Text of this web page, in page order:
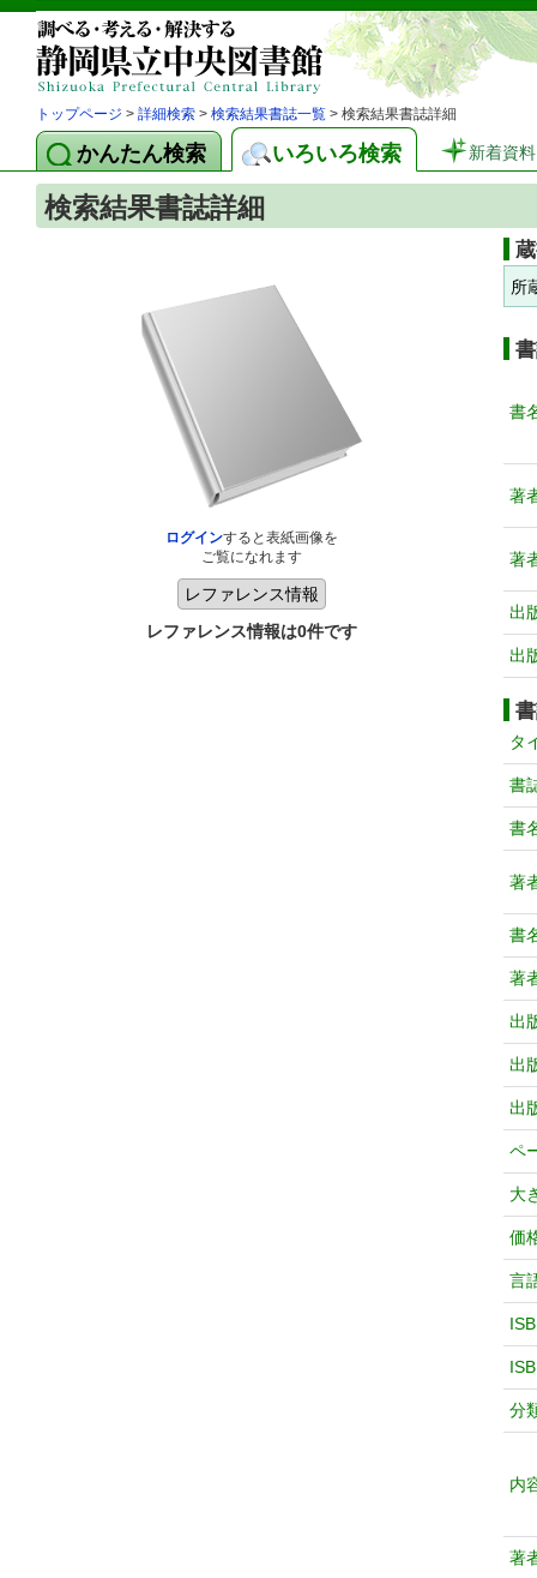
トップページ > 詳細検索 > 検索結果書誌一覧 > 検索結果書誌詳細
かんたん検索 いろいろ検索 新着資料
検索結果書誌詳細
ログインすると表紙画像を
ご覧になれます
レファレンス情報は0件です
所
書
著
著
出
出
タ
書
書
著
書
著
出
出
出
ペ
大
価
言
分
内
著